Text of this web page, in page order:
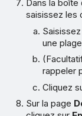
Dans la
saisissez les
une
rappeler
Cliquez
Sur la page